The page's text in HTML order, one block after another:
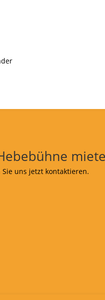
uns jetzt kontaktieren.